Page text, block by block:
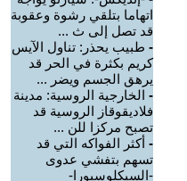
اتهاما بتلقي رشوة وعقوبة
قد تصل إلى ث ...
- طبيب يحذر: تناول الآيس
كريم بكثرة في الحر قد
يرهق الجسم ويضر ...
- الخارجية الروسية: مدينة
فلاديقوقاز الروسية قد
تصبح مركزا للن ...
- أكثر الفواكه التي قد
تسهم بتفشي عدوى
-السيكلوسبورا-